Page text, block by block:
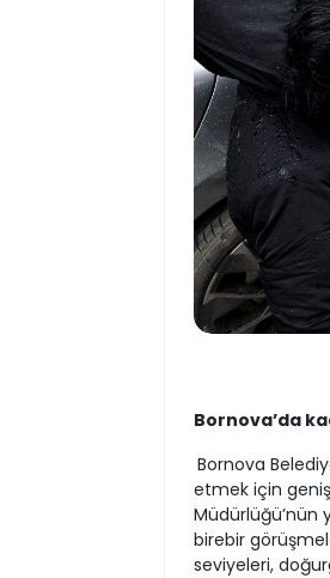
Bornova’da
Bornova
etmek için geniş
Müdürlüğü’nün
birebir
seviyeleri,